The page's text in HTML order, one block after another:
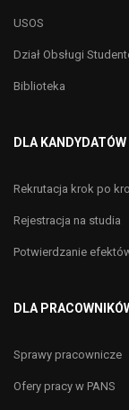
USOS
Dział Obsługi
Biblioteka
DLA KANDYDATÓW
Rekrutacja krok po
Rejestracja na studia
Potwierdzanie
DLA
Sprawy pracownicze
Ofery pracy w PANS